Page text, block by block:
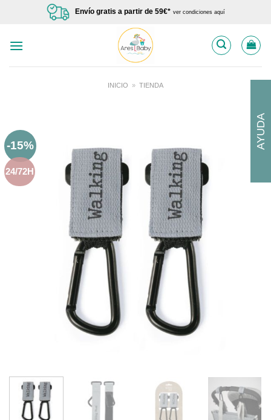
Envío gratis a partir de 59€* ver condiciones aquí
INICIO » TIENDA
-15%
24/72H
AYUDA